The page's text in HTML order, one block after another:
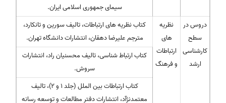
سیمای جمهوری اسلامی ایران.
دروس در
سطح
کارشناسی
ارشد
نظریه
های
ارتباطات
و فرهنگ
کتاب نظریه های ارتباطات، تالیف سورین و تانکارد،
مترجم علیرضا دهقان، انتشارات دانشگاه تهران.
کتاب ارتباط شناسی، تالیف محسنیان راد، انتشارات
سروش.
کتاب ارتباطات بین الملل (جلد ۱ و ۲)، تالیف
معتمدنژآد، انتشارات دفتر مطالعات و توسعه رسانه